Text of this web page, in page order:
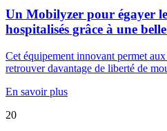
Un Mobilyzer pour égayer
hospitalisés grâce à une
Cet équipement innovant permet
retrouver davantage de liberté de
En savoir plus
20